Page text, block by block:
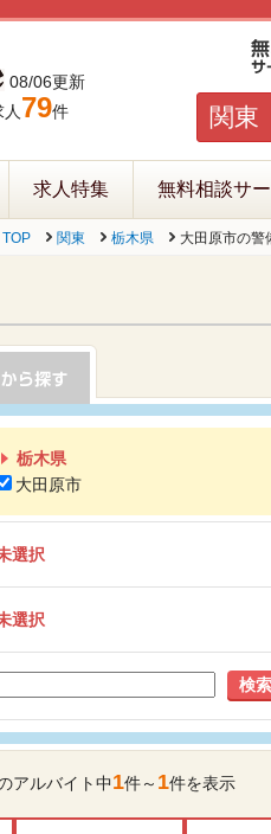
08/06更新
79件 関東
求人特集 無料相談サ
関東 栃木県 大田原市の警
栃木県
大田原市
選択
選択
検索
アルバイト中1件～ 1件を表示